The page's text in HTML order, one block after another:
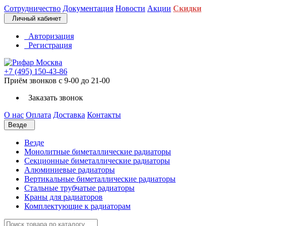
Сотрудничество Документация Новости Акции Скидки
Личный кабинет
Авторизация
Регистрация
+7 (495) 150-43-86
Приём звонков с 9-00 до 21-00
Заказать звонок
О нас Оплата Доставка Контакты
Везде
Везде
Монолитные биметаллические радиаторы
Секционные биметаллические радиаторы
Алюминиевые радиаторы
Вертикальные биметаллические радиаторы
Стальные трубчатые радиаторы
Краны для радиаторов
Комплектующие к радиаторам